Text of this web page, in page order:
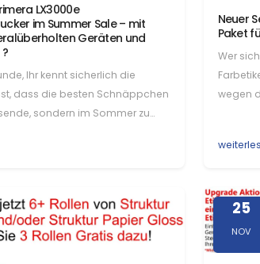
LX3000e
im Summer Sale – mit
Geräten und
Ihr kennt sicherlich die
dass die besten Schnäppchen
sondern im Sommer zu
Neuer
Paket
Wer
wegen
25
NOV